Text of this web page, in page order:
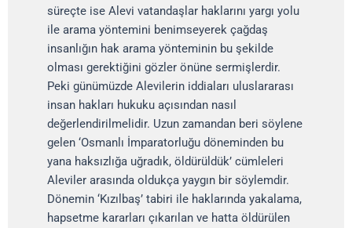
süreçte ise Alevi vatandaşlar haklarını yargı yolu
ile arama yöntemini benimseyerek çağdaş
insanlığın hak arama yönteminin bu şekilde
olması gerektiğini gözler önüne sermişlerdir.
Peki günümüzde Alevilerin iddiaları uluslararası
insan hakları hukuku açısından nasıl
değerlendirilmelidir. Uzun zamandan beri söylene
gelen ‘Osmanlı İmparatorluğu döneminden bu
yana haksızlığa uğradık, öldürüldük’ cümleleri
Aleviler arasında oldukça yaygın bir söylemdir.
Dönemin ‘Kızılbaş’ tabiri ile haklarında yakalama,
hapsetme kararları çıkarılan ve hatta öldürülen